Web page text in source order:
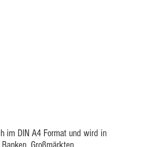
im DIN A4 Format und wird in